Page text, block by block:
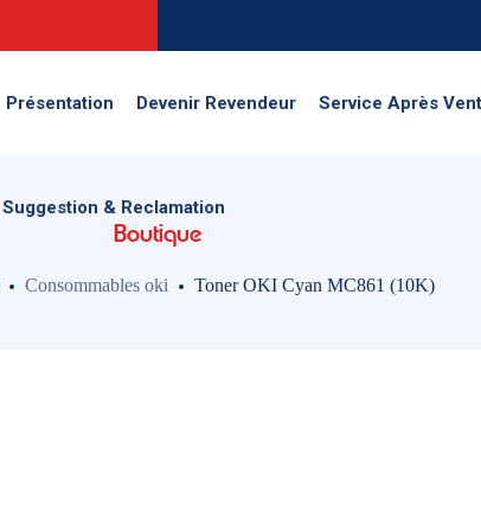
Présentation Devenir Revendeur Service Après
Suggestion & Reclamation
Suggestion & Reclamation
Boutique
Consommables oki Toner OKI Cyan MC861 (10K)